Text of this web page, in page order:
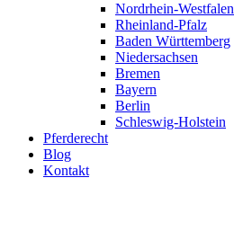
Nordrhein-Westfalen
Rheinland-Pfalz
Baden Württemberg
Niedersachsen
Bremen
Bayern
Berlin
Schleswig-Holstein
Pferderecht
Blog
Kontakt